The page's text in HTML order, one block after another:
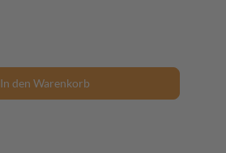
In den Warenkorb